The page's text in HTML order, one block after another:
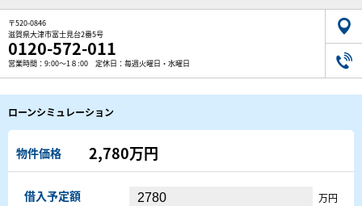
〒520-0846
滋賀県大津市富士見台2番5号
0120-572-011
営業時間：9:00～1８:00 定休日：毎週火曜日・水曜日
ローンシミュレーション
物件価格 2,780万円
借入予定額 万円